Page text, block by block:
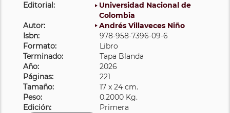
Editorial:
Universidad Nacional de
Colombia
Autor:
Andrés Villaveces Niño
Isbn:
978-958-7396-09-6
Formato:
Libro
Terminado:
Tapa Blanda
Año:
2026
Páginas:
221
Tamaño:
17 x 24 cm.
Peso:
0.2000 Kg.
Edición:
Primera